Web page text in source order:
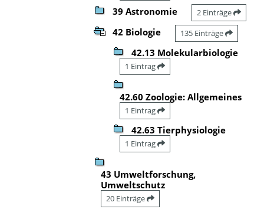
39 Astronomie 2 Einträge
42 Biologie 135 Einträge
42.13 Molekularbiologie
1 Eintrag
42.60 Zoologie: Allgemeines
1 Eintrag
42.63 Tierphysiologie
1 Eintrag
43 Umweltforschung,
Umweltschutz
20 Einträge